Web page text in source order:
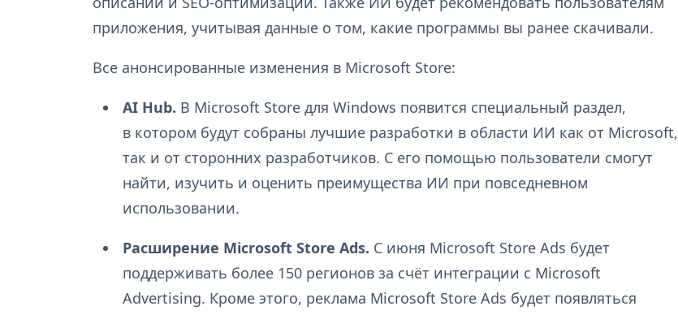
приложения, учитывая данные о том, какие программы вы ранее скачивали.
Все анонсированные изменения в Microsoft Store:
AI Hub. В Microsoft Store для Windows появится специальный раздел,
в котором будут собраны лучшие разработки в области ИИ как от Microsoft,
так и от сторонних разработчиков. С его помощью пользователи смогут
найти, изучить и оценить преимущества ИИ при повседневном
использовании.
Расширение Microsoft Store Ads. С июня Microsoft Store Ads будет
поддерживать более 150 регионов за счёт интеграции с Microsoft
Advertising. Кроме этого, реклама Microsoft Store Ads будет появляться